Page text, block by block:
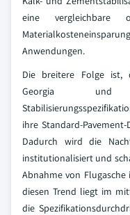
eine vergleichbare
Anwendungen.
Die breitere Folge ist,
Georgia und
ihre Standard-
Dadurch wird die
institutionalisiert und
Abnahme von
diesen Trend liegt im
die